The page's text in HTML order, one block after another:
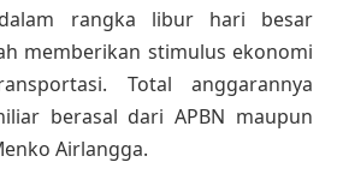
rangka libur hari besar
memberikan stimulus ekonomi
Total anggarannya
berasal dari APBN maupun
Airlangga.